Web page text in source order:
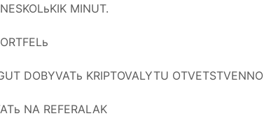
MINUT.
DOBYVATь KRIPTOVALYTU OTVETSTVENNO
NA REFERALAK